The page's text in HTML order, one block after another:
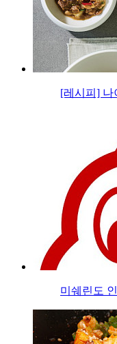
[레시피] 나
미쉐린도